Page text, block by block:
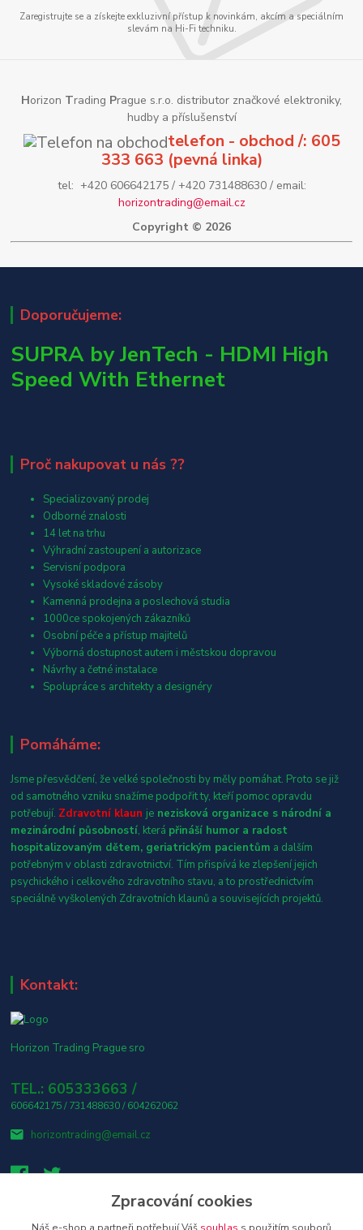
Zaregistrujte se a získejte exkluzivní přístup k novinkám, akcím a speciálním
slevám na Hi-Fi techniku.
Horizon Trading Prague s.r.o. distributor značkové elektroniky,
hudby a příslušenství
telefon - obchod /: 605
333 663 (pevná linka)
tel: +420 606642175 / +420 731488630 / email:
horizontrading@email.cz
Copyright © 2026
Doporučujeme:
SUPRA by JenTech - HDMI High
Speed With Ethernet
Proč nakupovat u nás ??
Specializovaný prodej
Odborné znalosti
14 let na trhu
Výhradní zastoupení a autorizace
Servisní podpora
Vysoké skladové zásoby
Kamenná prodejna a poslechová studia
1000ce spokojených zákazníků
Osobní péče a přístup majitelů
Výborná dostupnost autem i městskou dopravou
Návrhy a četné instalace
Spolupráce s architekty a designéry
Pomáháme:
Jsme přesvědčení, že velké společnosti by měly pomáhat. Proto se již
od samotného vzniku snažíme podpořit ty, kteří pomoc opravdu
potřebují. Zdravotní klaun je nezisková organizace s národní a
mezinárodní působností, která přináší humor a radost
hospitalizovaným dětem, geriatrickým pacientům a dalším
potřebným v oblasti zdravotnictví. Tím přispívá ke zlepšení jejich
psychického i celkového zdravotního stavu, a to prostřednictvím
speciálně vyškolených Zdravotních klaunů a souvisejících projektů.
Kontakt:
Horizon Trading Prague sro
TEL.: 605333663 /
606642175 / 731488630 / 604262062
horizontrading@email.cz
Zpracování cookies